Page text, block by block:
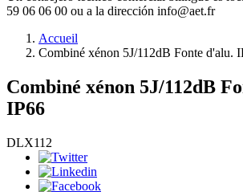
59 06 06 00 ou a la dirección info@aet.fr
Accueil
Combiné xénon 5J/112dB Fonte d'alu.
Combiné xénon 5J/112dB
IP66
DLX112